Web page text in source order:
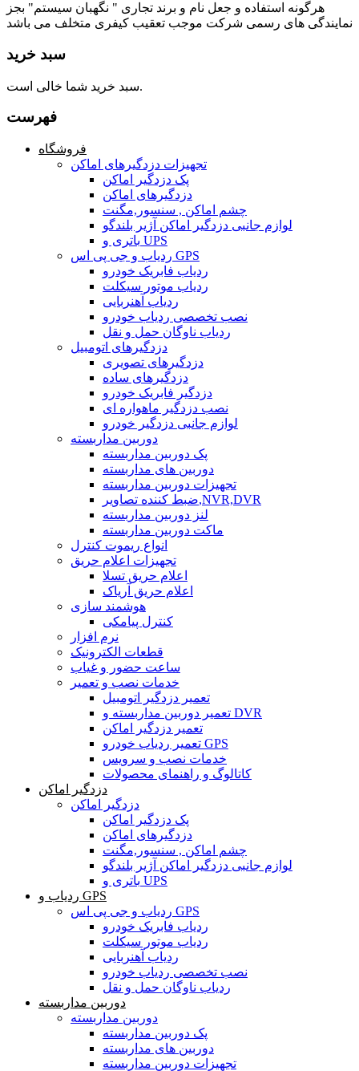
هرگونه استفاده و جعل نام و برند تجاری " نگهبان سیستم" بجز
نمایندگی های رسمی شرکت موجب تعقیب کیفری متخلف می باشد
سبد خرید
سبد خرید شما خالی است.
فهرست
فروشگاه
تجهیزات دزدگیرهای اماکن
پک دزدگیر اماکن
دزدگیرهای اماکن
چشم اماکن , سنسور,مگنت
لوازم جانبی دزدگیر اماکن آژیر بلندگو
باتری و UPS
ردیاب و جی پی اس GPS
ردیاب فابریک خودرو
ردیاب موتور سیکلت
ردیاب آهنربایی
نصب تخصصی ردیاب خودرو
ردیاب ناوگان حمل و نقل
دزدگیرهای اتومبیل
دزدگیرهای تصویری
دزدگیرهای ساده
دزدگیر فابریک خودرو
نصب دزدگیر ماهواره ای
لوازم جانبی دزدگیر خودرو
دوربین مداربسته
پک دوربین مداربسته
دوربین های مداربسته
تجهیزات دوربین مداربسته
ضبط کننده تصاویر,NVR,DVR
لنز دوربین مداربسته
ماکت دوربین مداربسته
انواع ریموت کنترل
تجهیزات اعلام حریق
اعلام حریق تسلا
اعلام حریق آریاک
هوشمند سازی
کنترل پیامکی
نرم افزار
قطعات الکترونیک
ساعت حضور و غیاب
خدمات نصب و تعمیر
تعمیر دزدگیر اتومبیل
تعمیر دوربین مداربسته و DVR
تعمیر دزدگیر اماکن
تعمیر ردیاب خودرو GPS
خدمات نصب و سرویس
کاتالوگ و راهنمای محصولات
دزدگیر اماکن
دزدگیر اماکن
پک دزدگیر اماکن
دزدگیرهای اماکن
چشم اماکن , سنسور,مگنت
لوازم جانبی دزدگیر اماکن آژیر بلندگو
باتری و UPS
ردیاب و GPS
ردیاب و جی پی اس GPS
ردیاب فابریک خودرو
ردیاب موتور سیکلت
ردیاب آهنربایی
نصب تخصصی ردیاب خودرو
ردیاب ناوگان حمل و نقل
دوربین مداربسته
دوربین مداربسته
پک دوربین مداربسته
دوربین های مداربسته
تجهیزات دوربین مداربسته